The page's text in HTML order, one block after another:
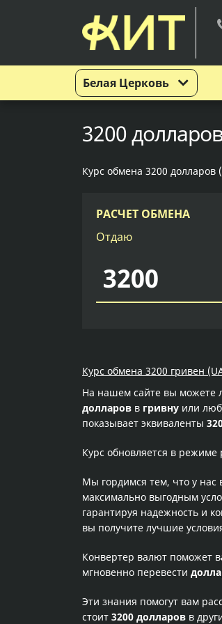
Белая Церковь
3200
Курс обмена 3200 долларов
РАСЧЕТ ОБМЕНА
Отдаю
Курс обмена 3200 гривен
На нашем сайте вы можете
долларов в гривну или
показывает эквиваленты
Курс обновляется в
Мы гордимся тем, что у нас
максимально выгодным
гарантируя надежность и
вы получите лучшие
Конвертер валют поможет
мгновенно перевести
Эти знания помогут вам
стоит 3200 долларов в